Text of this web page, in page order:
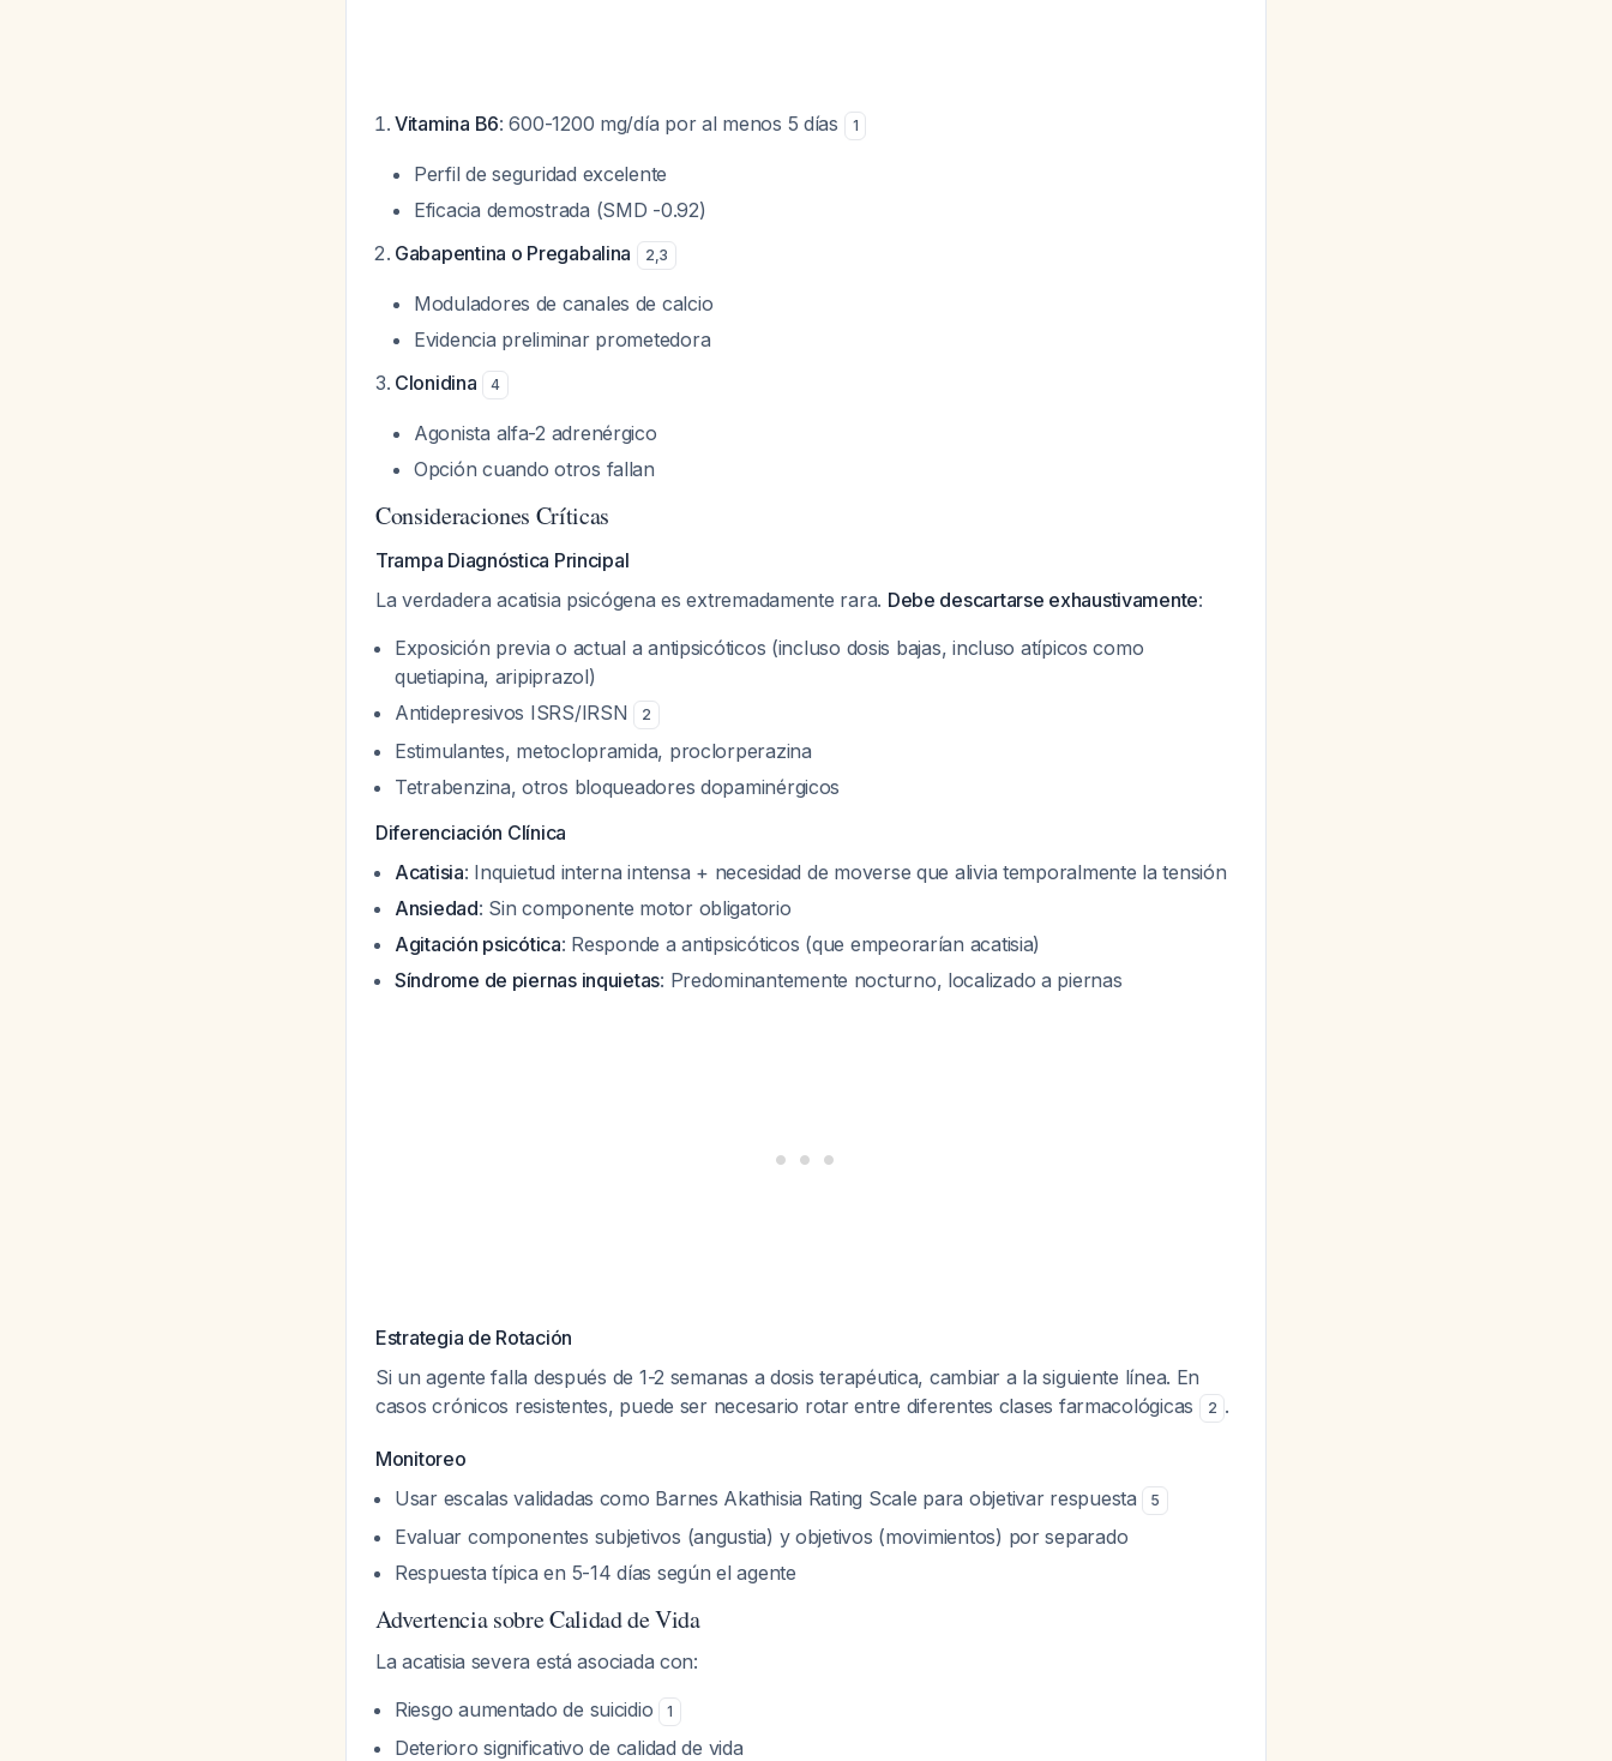
Vitamina B6: 600-1200 mg/día por al menos 5 días 1
Perfil de seguridad excelente
Eficacia demostrada (SMD -0.92)
Gabapentina o Pregabalina
2,3
Moduladores de canales de calcio
Evidencia preliminar prometedora
Clonidina
4
Agonista alfa-2 adrenérgico
Opción cuando otros fallan
Consideraciones Críticas
Trampa Diagnóstica Principal
La verdadera acatisia psicógena es extremadamente rara. Debe descartarse exhaustivamente:
Exposición previa o actual a antipsicóticos (incluso dosis bajas, incluso atípicos como
quetiapina, aripiprazol)
Antidepresivos ISRS/IRSN
2
Estimulantes, metoclopramida, proclorperazina
Tetrabenzina, otros bloqueadores dopaminérgicos
Diferenciación Clínica
Acatisia: Inquietud interna intensa + necesidad de moverse que alivia temporalmente la tensión
Ansiedad: Sin componente motor obligatorio
Agitación psicótica: Responde a antipsicóticos (que empeorarían acatisia)
Síndrome de piernas inquietas: Predominantemente nocturno, localizado a piernas
Estrategia de Rotación
Si un agente falla después de 1-2 semanas a dosis terapéutica, cambiar a la siguiente línea. En
casos crónicos resistentes, puede ser necesario rotar entre diferentes clases farmacológicas
2 .
Monitoreo
Usar escalas validadas como Barnes Akathisia Rating Scale para objetivar respuesta
5
Evaluar componentes subjetivos (angustia) y objetivos (movimientos) por separado
Respuesta típica en 5-14 días según el agente
Advertencia sobre Calidad de Vida
La acatisia severa está asociada con:
Riesgo aumentado de suicidio
1
Deterioro significativo de calidad de vida